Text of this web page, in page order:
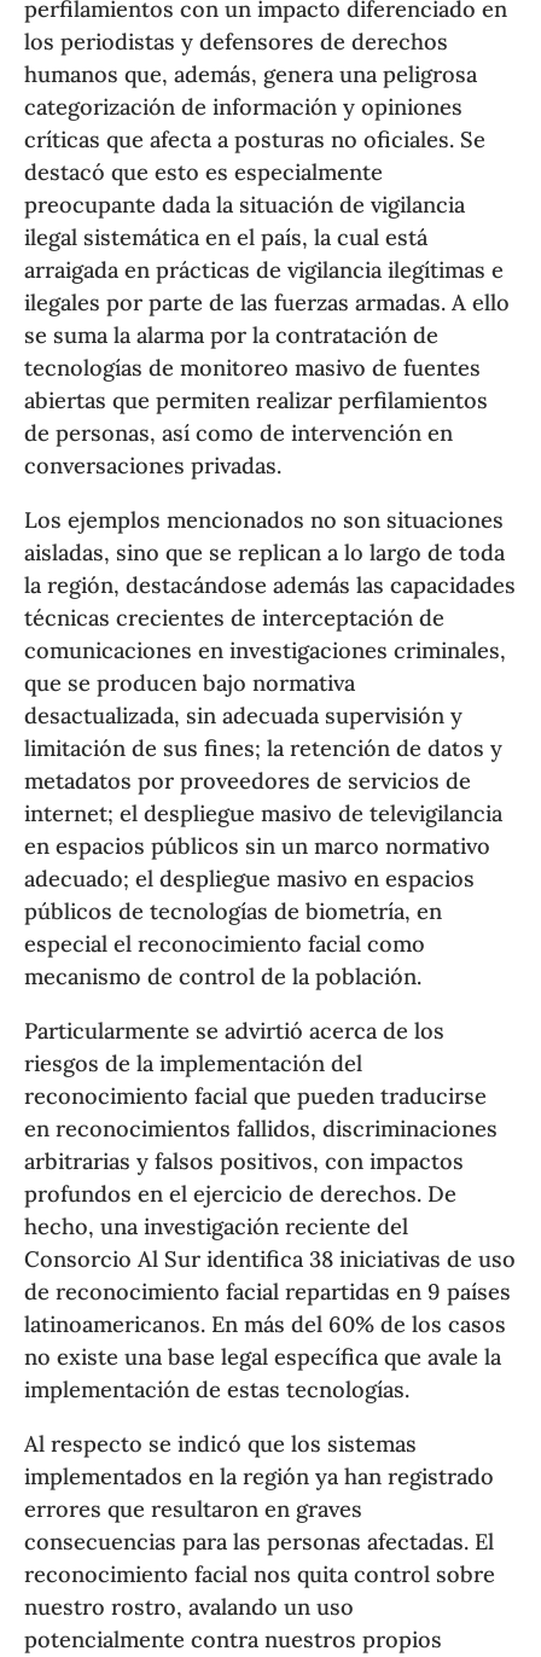
perfilamientos con un impacto diferenciado en
los periodistas y defensores de derechos
humanos que, además, genera una peligrosa
categorización de información y opiniones
críticas que afecta a posturas no oficiales. Se
destacó que esto es especialmente
preocupante dada la situación de vigilancia
ilegal sistemática en el país, la cual está
arraigada en prácticas de vigilancia ilegítimas e
ilegales por parte de las fuerzas armadas. A ello
se suma la alarma por la contratación de
tecnologías de monitoreo masivo de fuentes
abiertas que permiten realizar perfilamientos
de personas, así como de intervención en
conversaciones privadas.
Los ejemplos mencionados no son situaciones
aisladas, sino que se replican a lo largo de toda
la región, destacándose además las capacidades
técnicas crecientes de interceptación de
comunicaciones en investigaciones criminales,
que se producen bajo normativa
desactualizada, sin adecuada supervisión y
limitación de sus fines; la retención de datos y
metadatos por proveedores de servicios de
internet; el despliegue masivo de televigilancia
en espacios públicos sin un marco normativo
adecuado; el despliegue masivo en espacios
públicos de tecnologías de biometría, en
especial el reconocimiento facial como
mecanismo de control de la población.
Particularmente se advirtió acerca de los
riesgos de la implementación del
reconocimiento facial que pueden traducirse
en reconocimientos fallidos, discriminaciones
arbitrarias y falsos positivos, con impactos
profundos en el ejercicio de derechos. De
hecho, una investigación reciente del
Consorcio Al Sur identifica 38 iniciativas de uso
de reconocimiento facial repartidas en 9 países
latinoamericanos. En más del 60% de los casos
no existe una base legal específica que avale la
implementación de estas tecnologías.
Al respecto se indicó que los sistemas
implementados en la región ya han registrado
errores que resultaron en graves
consecuencias para las personas afectadas. El
reconocimiento facial nos quita control sobre
nuestro rostro, avalando un uso
potencialmente contra nuestros propios